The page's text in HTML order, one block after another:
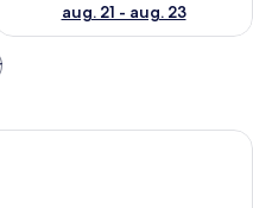
aug. 21 - aug. 23
– executive, kjøkken |